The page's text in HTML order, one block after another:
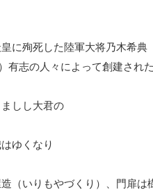
に殉死した陸軍大将乃木希典
有志の人々によって創建された
しし大君の
ゆくなり
（いりもやづくり）、門扉は